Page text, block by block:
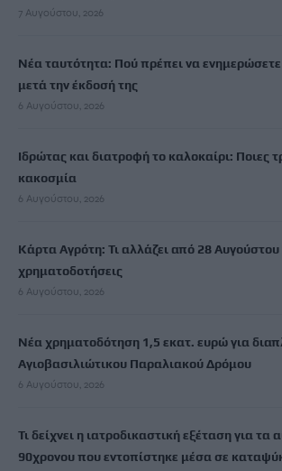
7 Αυγούστου, 2026
Νέα ταυτότητα: Πού πρέπει να ενημερώσετε
μετά την έκδοσή της
6 Αυγούστου, 2026
Ιδρώτας και διατροφή το καλοκαίρι: Ποιες
κακοσμία
6 Αυγούστου, 2026
Κάρτα Αγρότη: Τι αλλάζει από 28 Αυγούστου
χρηματοδοτήσεις
6 Αυγούστου, 2026
Νέα χρηματοδότηση 1,5 εκατ. ευρώ για
Αγιοβασιλιώτικου Παραλιακού Δρόμου
6 Αυγούστου, 2026
Τι δείχνει η ιατροδικαστική εξέταση για τα
90χρονου που εντοπίστηκε μέσα σε